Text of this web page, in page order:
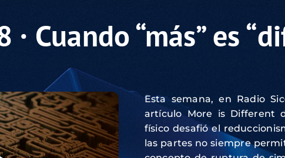
· Cuando “más” es
Esta semana, en Radio
artículo More is Different
físico desafió el
las partes no siempre